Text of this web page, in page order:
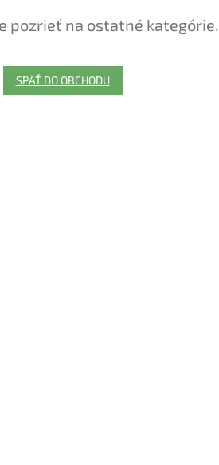
pozrieť na ostatné kategórie.
SPÄŤ DO OBCHODU